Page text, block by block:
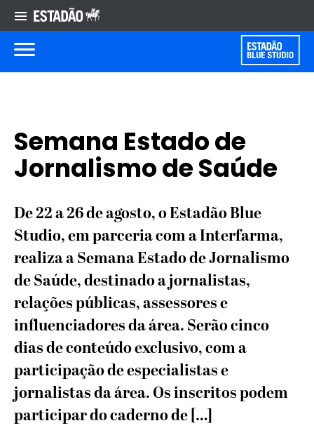
Semana Estado de
Jornalismo de Saúde
De 22 a 26 de agosto, o Estadão Blue
Studio, em parceria com a Interfarma,
realiza a Semana Estado de Jornalismo
de Saúde, destinado a jornalistas,
relações públicas, assessores e
influenciadores da área. Serão cinco
dias de conteúdo exclusivo, com a
participação de especialistas e
jornalistas da área. Os inscritos podem
participar do caderno de […]